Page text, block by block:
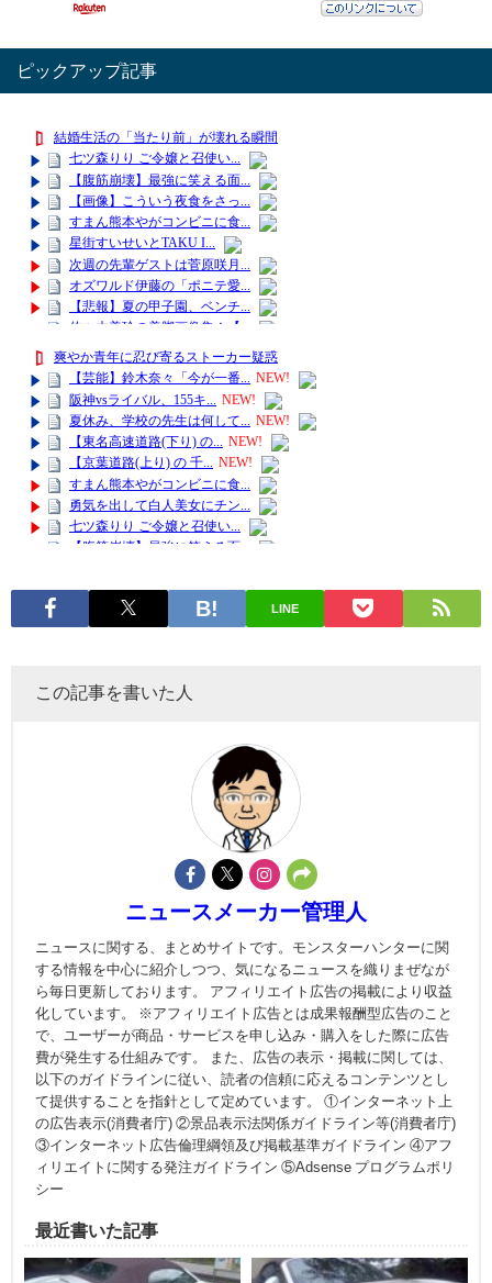
ピックアップ記事
LINE
この記事を書いた人
ニュースメーカー管理人
ニュースに関する、まとめサイトです。モンスターハンターに関
する情報を中心に紹介しつつ、気になるニュースを織りまぜなが
ら毎日更新しております。 アフィリエイト広告の掲載により収益
化しています。 ※アフィリエイト広告とは成果報酬型広告のこと
で、ユーザーが商品・サービスを申し込み・購入をした際に広告
費が発生する仕組みです。 また、広告の表示・掲載に関しては、
以下のガイドラインに従い、読者の信頼に応えるコンテンツとし
て提供することを指針として定めています。 ①インターネット上
の広告表示(消費者庁) ②景品表示法関係ガイドライン等(消費者庁)
③インターネット広告倫理綱領及び掲載基準ガイドライン ④アフ
ィリエイトに関する発注ガイドライン ⑤Adsense プログラムポリ
シー
最近書いた記事